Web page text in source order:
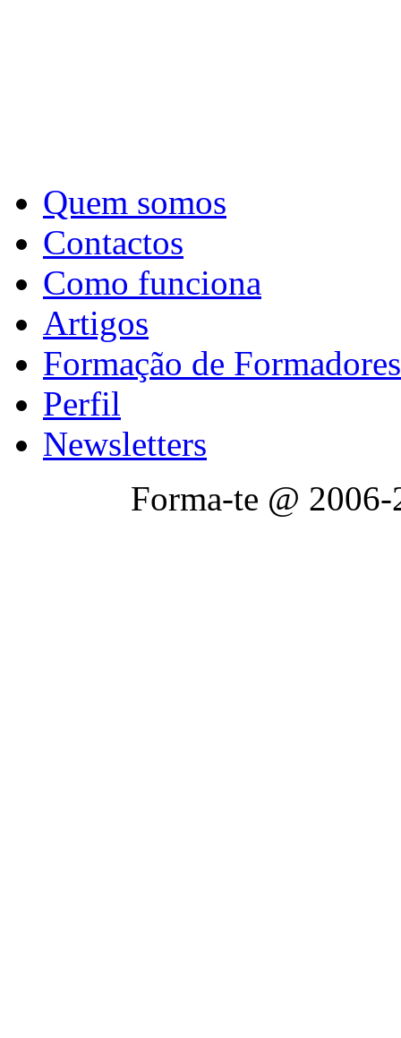
Quem somos
Contactos
Como funciona
Artigos
Formação de Formadores
Perfil
Newsletters
Forma-te @